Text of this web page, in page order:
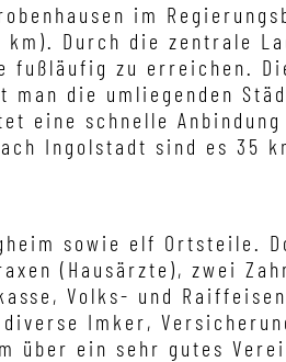
im
Durch die zentrale
fußläufig zu erreichen.
die umliegenden
eine schnelle
Ingolstadt sind es 35
sowie elf Ortsteile.
(Hausärzte), zwei
Volks- und
Imker,
über ein sehr gutes